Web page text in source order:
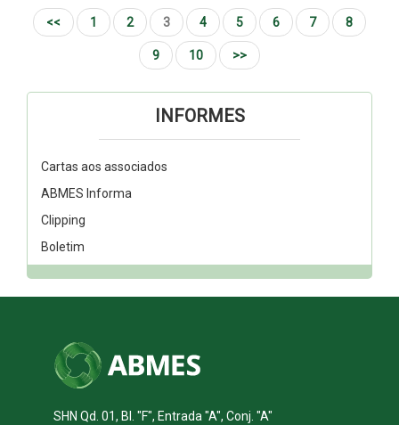
<< 1 2 3 4 5 6 7 8
9 10 >>
INFORMES
Cartas aos associados
ABMES Informa
Clipping
Boletim
SHN Qd. 01, Bl. "F", Entrada "A", Conj. "A"